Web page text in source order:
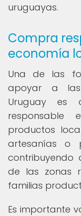
uruguayas.
Compra
economía
Una de las
apoyar a las
Uruguay
productos
artesanías o
contribuyendo
de las zonas
familias
Es importante